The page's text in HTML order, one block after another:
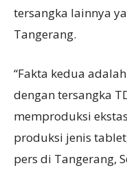
tersangka lainnya
Tangerang.
“Fakta kedua
dengan tersangka
memproduksi
produksi jenis
pers di Tangerang,